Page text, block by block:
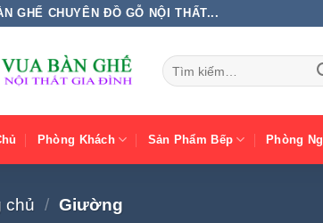
GHẾ CHUYÊN ĐỒ GỖ NỘI THẤT...
Tìm
kiếm:
Phòng Khách Sản Phẩm Bếp Phòng
chủ / Giường